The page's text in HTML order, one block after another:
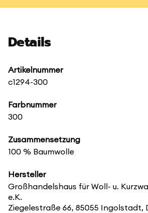
Details
Artikelnummer
c1294-300
Farbnummer
300
Zusammensetzung
100 % Baumwolle
Hersteller
Großhandelshaus für Woll- u.
e.K.
Ziegelestraße 66, 85055 Ingolstadt,